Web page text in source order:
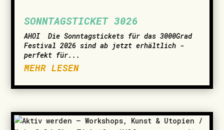
SONNTAGSTICKET 3026
AHOI ­ Die Sonntagstickets für das 3000Grad
Festival 2026 sind ab jetzt erhältlich -
perfekt für...
MEHR LESEN